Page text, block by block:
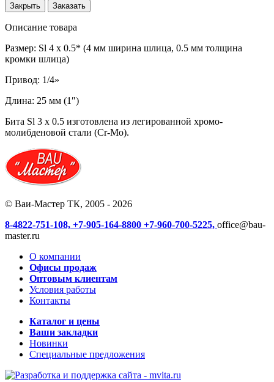
Закрыть Заказать
Описание товара
Размер: Sl 4 x 0.5* (4 мм ширина шлица, 0.5 мм толщина
кромки шлица)
Привод: 1/4»
Длина: 25 мм (1″)
Бита Sl 3 x 0.5 изготовлена из легированной хромо-
молибденовой стали (Cr-Mo).
© Ваи-Мастер ТК, 2005 - 2026
8-4822-751-108, +7-905-164-8800 +7-960-700-5225, office@bau-
master.ru
О компании
Офисы продаж
Оптовым клиентам
Условия работы
Контакты
Каталог и цены
Ваши закладки
Новинки
Специальные предложения